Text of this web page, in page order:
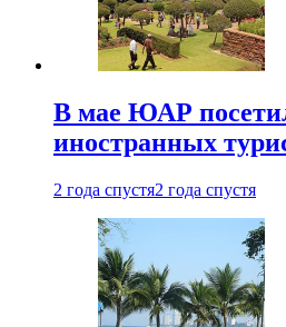
В мае ЮАР
иностранных
2 года спустя2 года спустя